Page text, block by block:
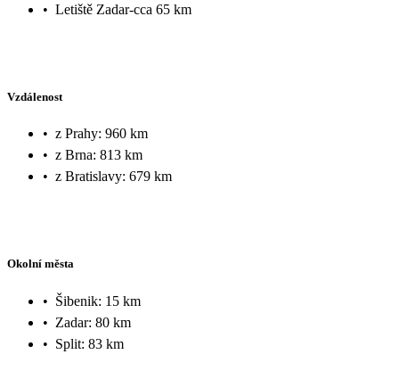
• Letiště Zadar-cca 65 km
Vzdálenost
• z Prahy: 960 km
• z Brna: 813 km
• z Bratislavy: 679 km
Okolní města
• Šibenik: 15 km
• Zadar: 80 km
• Split: 83 km